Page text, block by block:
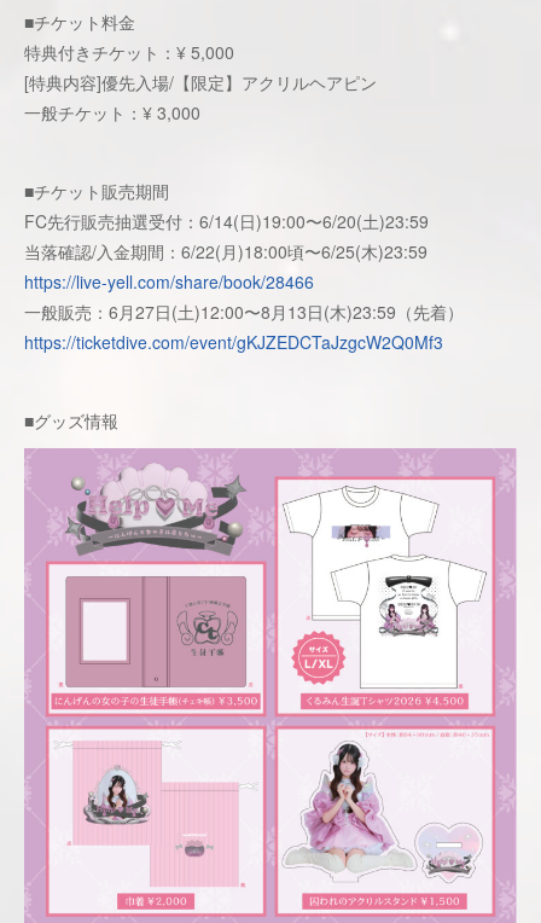
■チケット料金
特典付きチケット：¥ 5,000
[特典内容]優先入場/【限定】アクリルヘアピン
一般チケット：¥ 3,000
■チケット販売期間
FC先行販売抽選受付：6/14(日)19:00〜6/20(土)23:59
当落確認/入金期間：6/22(月)18:00頃〜6/25(木)23:59
https://live-yell.com/share/book/28466
一般販売：6月27日(土)12:00〜8月13日(木)23:59（先着）
https://ticketdive.com/event/gKJZEDCTaJzgcW2Q0Mf3
■グッズ情報